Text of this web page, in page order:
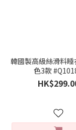
韓國製高級絲滑料
色3款